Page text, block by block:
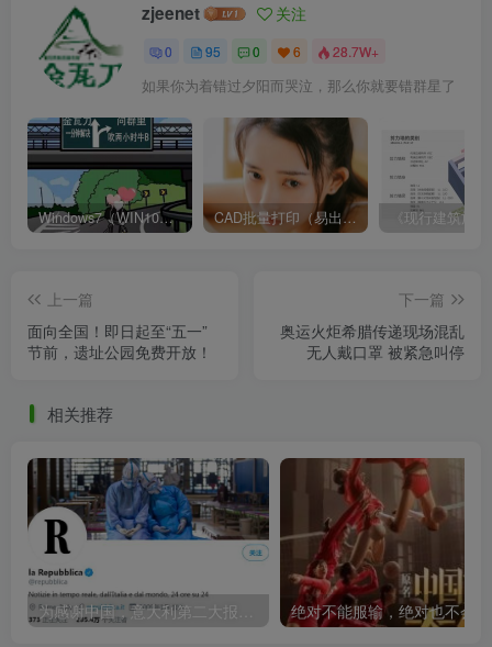
zjeenet 关注
0 95 0 6 28.7W+
如果你为着错过夕阳而哭泣，那么你就要错群星了
Windows7（WIN10）系统提示非正版或不是VL版怎么激活 CAD批量打印（易出图）
上一篇
面向全国！即日起至“五一”
节前，遗址公园免费开放！
下一篇
奥运火炬希腊传递现场混乱
无人戴口罩 被紧急叫停
相关推荐